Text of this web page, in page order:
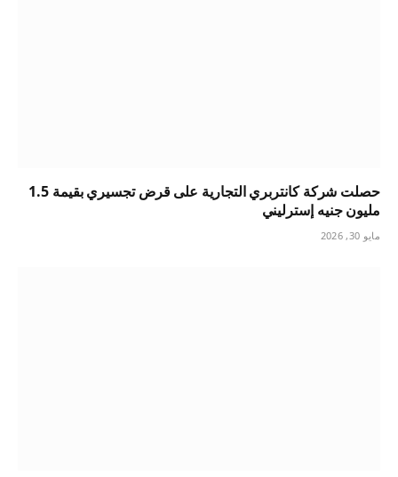
حصلت شركة كانتربري التجارية على قرض تجسيري بقيمة 1.5
مليون جنيه إسترليني
مايو 30, 2026